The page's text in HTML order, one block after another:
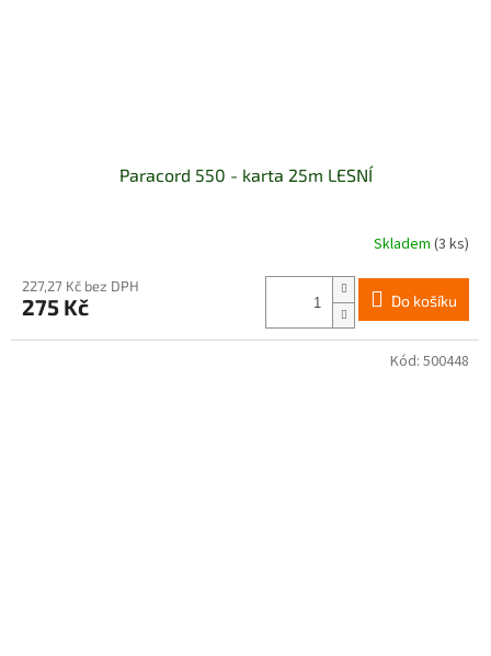
Paracord 550 - karta 25m LESNÍ
Skladem (3 ks)
227,27 Kč bez DPH
275 Kč Do košíku
Kód: 500448